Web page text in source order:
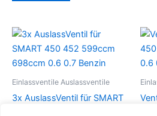
Varianten
auf.
Die
Optionen
können
Einlassventile Auslassventile
3x AuslassVentil für SMART